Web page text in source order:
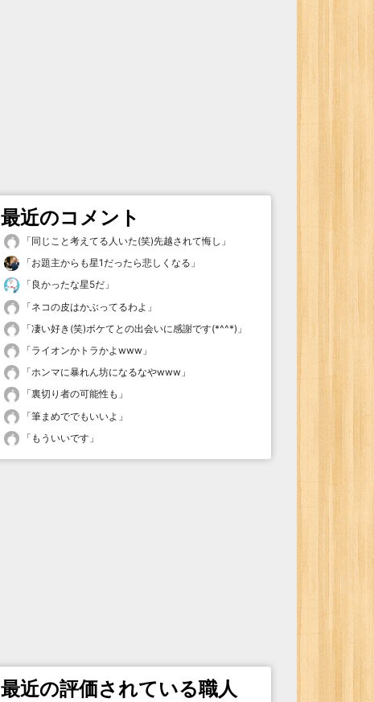
最近のコメント
「同じこと考えてる人いた(笑)先越されて悔し 」
「お題主からも星1だったら悲しくなる 」
「 良かったな星5だ 」
「ネコの皮はかぶってるわよ 」
「凄い好き(笑)ボケてとの出会いに感謝です(*^^*) 」
「ライオンかトラかよwww 」
「ホンマに暴れん坊になるなやwww 」
「裏切り者の可能性も 」
「筆まめででもいいよ 」
「 もういいです 」
最近の評価されている職人